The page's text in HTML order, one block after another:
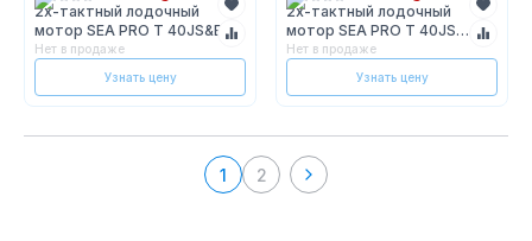
2х-тактный лодочный
мотор SEA PRO Т 40JS&E
водометный
Нет в продаже
Узнать цену
2х-тактный лодочный
мотор SEA PRO T 40JS
водомет
Нет в продаже
Узнать цену
1 2